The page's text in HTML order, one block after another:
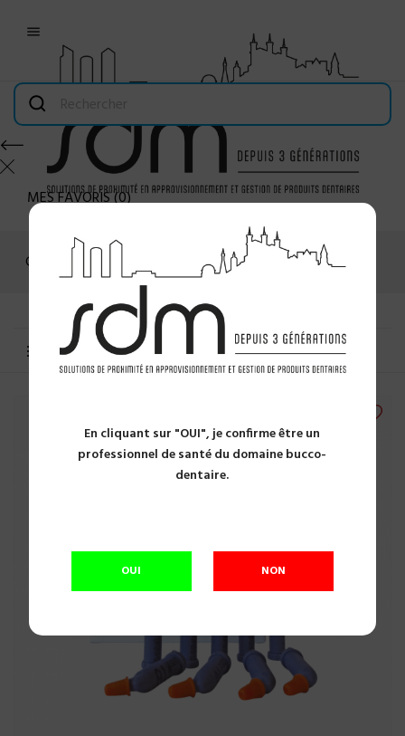
En cliquant sur "OUI", je confirme être un
professionnel de santé du domaine bucco-
dentaire.
OUI NON

MES FAVORIS(0)
Connexion
MENU